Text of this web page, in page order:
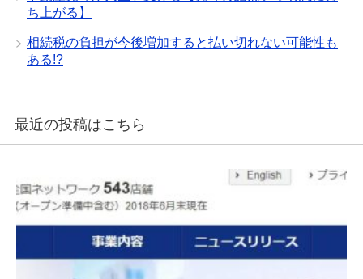
ち上がる】
相続税の負担が今後増加すると払い切れない可能性も
ある!?
最近の投稿はこちら